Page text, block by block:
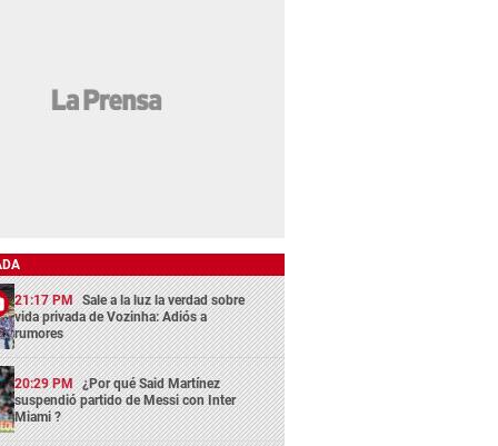
21:17 PM Sale a la luz la verdad sobre
vida privada de Vozinha: Adiós a
rumores
20:29 PM ¿Por qué Said Martínez
suspendió partido de Messi con Inter
Miami ?